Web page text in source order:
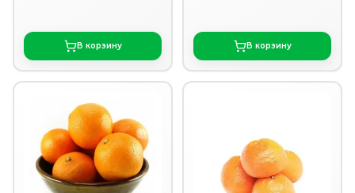
В корзину В корзину